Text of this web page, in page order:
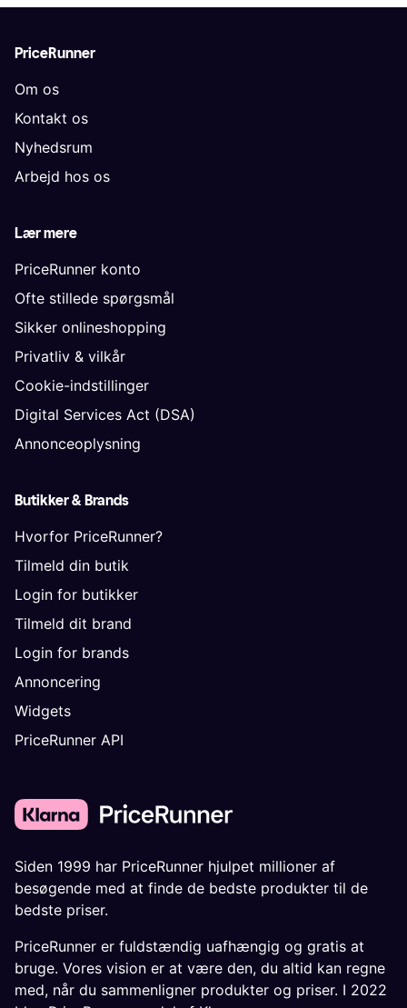
PriceRunner
Om os
Kontakt os
Nyhedsrum
Arbejd hos os
Lær mere
PriceRunner konto
Ofte stillede spørgsmål
Sikker onlineshopping
Privatliv & vilkår
Cookie-indstillinger
Digital Services Act (DSA)
Annonceoplysning
Butikker & Brands
Hvorfor PriceRunner?
Tilmeld din butik
Login for butikker
Tilmeld dit brand
Login for brands
Annoncering
Widgets
PriceRunner API
Siden 1999 har PriceRunner hjulpet millioner af
besøgende med at finde de bedste produkter til de
bedste priser.
PriceRunner er fuldstændig uafhængig og gratis at
bruge. Vores vision er at være den, du altid kan regne
med, når du sammenligner produkter og priser. I 2022